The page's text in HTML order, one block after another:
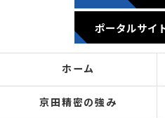
ポータルサイ
ホーム
京田精密の強み